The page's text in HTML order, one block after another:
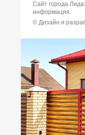
Сайт города
информация.
© Дизайн и